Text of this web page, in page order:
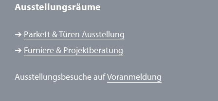
Ausstellungsräume
➔ Parkett & Türen Ausstellung
➔ Furniere & Projektberatung
Ausstellungsbesuche aufVoranmeldung